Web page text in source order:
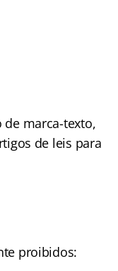
marca-texto,
de leis para
proibidos: